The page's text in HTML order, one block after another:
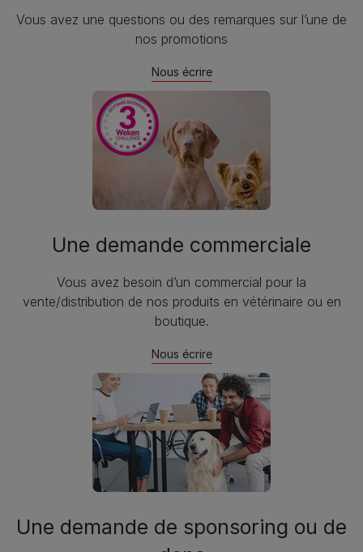
Vous avez une questions ou des remarques sur l’une de
nos promotions
Nous écrire
Une demande commerciale
Vous avez besoin d’un commercial pour la
vente/distribution de nos produits en vétérinaire ou en
boutique.
Nous écrire
Une demande de sponsoring ou de